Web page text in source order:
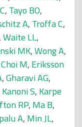
, Tayo BO,
A, Troffa C,
,Waite LL,
MK,Wong A,
Choi M, Eriksson
,Gharavi AG,
Kanoni S, Karpe
RP, Ma B,
A, Min JL,